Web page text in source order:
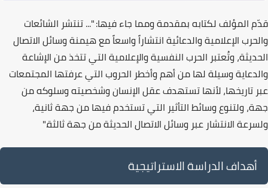
قدّم المؤلف لكتابه بمقدمة ومما جاء فيها:"... تنتشر الشائعات
والحرب الإعلامية والدعائية انتشاراً واسعاً مع هيمنة وسائل الاتصال
الحديثة، وتُعتبر الحرب النفسية والإعلامية التي تتخذ من الإشاعة
والدعاية وسيلة لها من أهم وأخطر الحروب التي عرفتها المجتمعات
عبر تاريخها، لأنها تستهدف عقل الإنسان وشخصيته وسلوكه من
جهة، ولتنوع وسائط التأثير التي تستخدم فيها من جهة ثانية،
ولسرعة الانتشار عبر وسائل الاتصال الحديثة من جهة ثالثة."
أهداف الدراسة الاستراتيجية